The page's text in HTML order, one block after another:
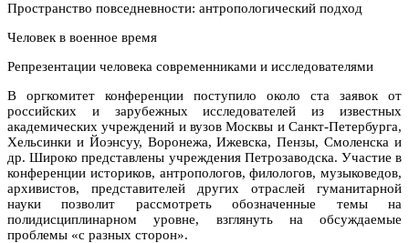
Пространство повседневности: антропологический подход
Человек в военное время
Репрезентации человека современниками и исследователями
В оргкомитет конференции поступило около ста заявок от
российских и зарубежных исследователей из известных
академических учреждений и вузов Москвы и Санкт-Петербурга,
Хельсинки и Йоэнсуу, Воронежа, Ижевска, Пензы, Смоленска и
др. Широко представлены учреждения Петрозаводска. Участие в
конференции историков, антропологов, филологов, музыковедов,
архивистов, представителей других отраслей гуманитарной
науки позволит рассмотреть обозначенные темы на
полидисциплинарном уровне, взглянуть на обсуждаемые
проблемы «с разных сторон».